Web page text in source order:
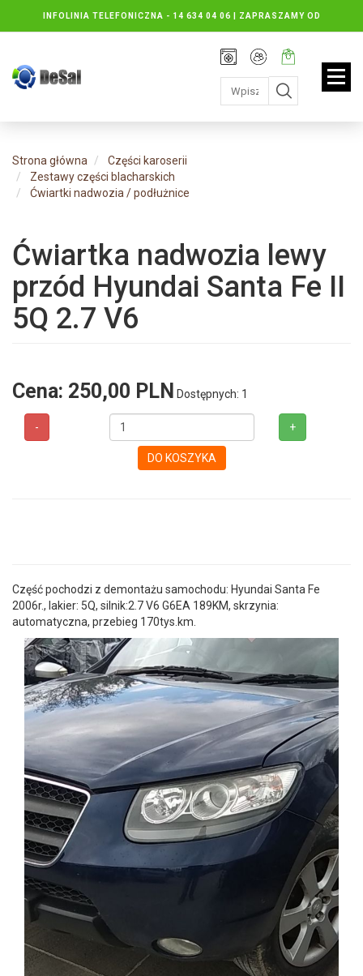
INFOLINIA TELEFONICZNA - 14 634 04 06 | ZAPRASZAMY OD
PONIEDZIAŁKU DO PIĄTKU : 8.30 DO 16.30, SOBOTY: 8.30 DO 13.00
Rejestracja
Moje
konto
Twój
koszyk:
jest
pusty
Strona główna
Części karoserii
Zestawy części blacharskich
Ćwiartki nadwozia / podłużnice
Ćwiartka nadwozia lewy
przód Hyundai Santa Fe II
5Q 2.7 V6
Cena: 250,00 PLN Dostępnych: 1
- +
DO KOSZYKA
Część pochodzi z demontażu samochodu: Hyundai Santa Fe
2006r., lakier: 5Q, silnik:2.7 V6 G6EA 189KM, skrzynia:
automatyczna, przebieg 170tys.km.